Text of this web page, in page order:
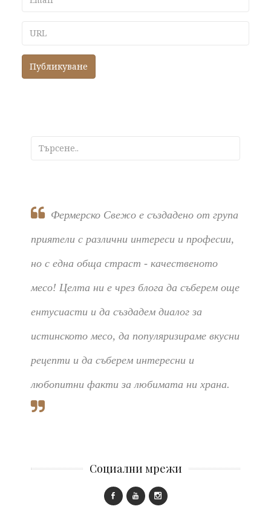
URL
Фермерско Свежо е създадено от група
приятели с различни интереси и професии,
но с една обща страст - качественото
месо! Целта ни е чрез блога да съберем още
ентусиасти и да създадем диалог за
истинското месо, да популяризираме вкусни
рецепти и да съберем интересни и
любопитни факти за любимата ни храна.
Социални мрежи